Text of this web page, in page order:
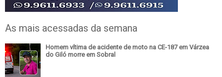
As mais acessadas da semana
Homem vítima de acidente de moto na CE-187 em Várzea
do Giló morre em Sobral